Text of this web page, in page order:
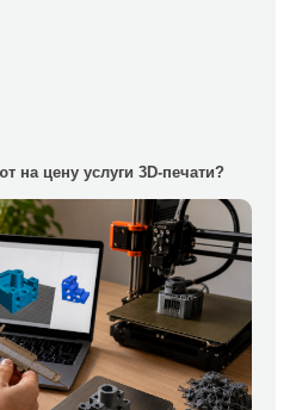
на цену услуги 3D-печати?